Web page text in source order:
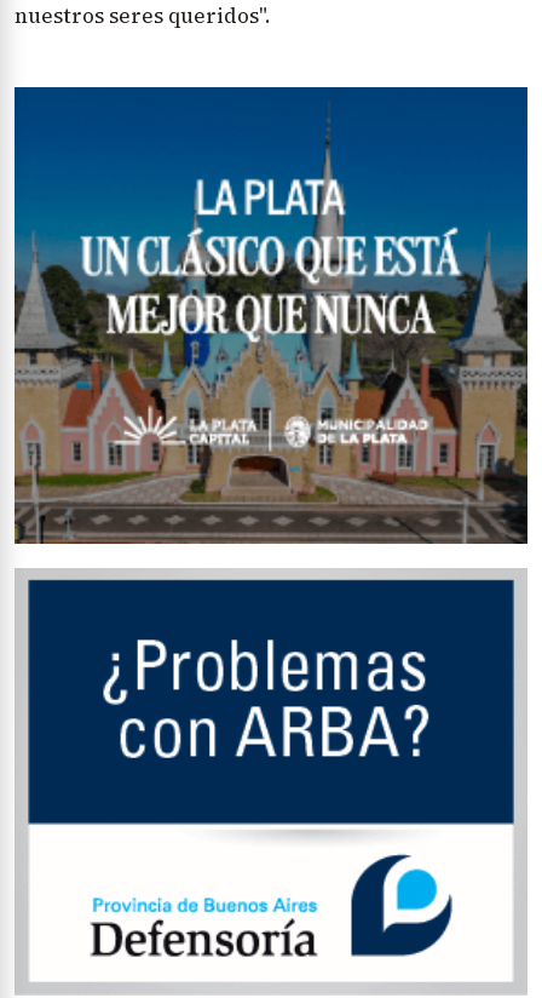
nuestros seres queridos".